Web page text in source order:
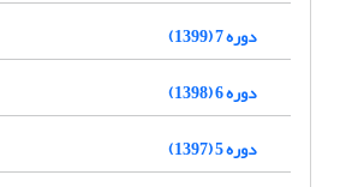
دوره 7 (1399)
دوره 6 (1398)
دوره 5 (1397)